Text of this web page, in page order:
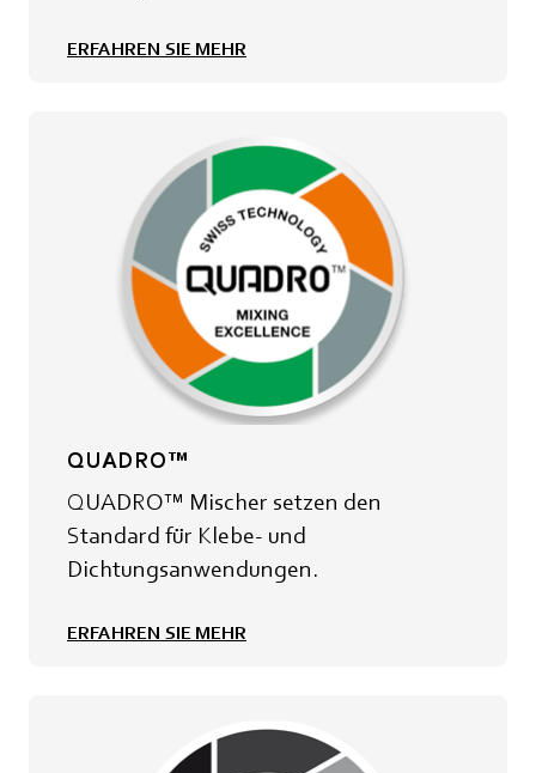
ERFAHREN SIE MEHR
QUADRO™
QUADRO™ Mischer setzen den
Standard für Klebe- und
Dichtungsanwendungen.
ERFAHREN SIE MEHR